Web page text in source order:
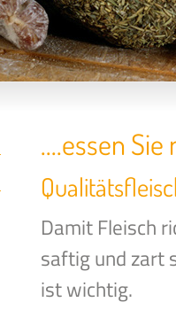
....essen
Damit Fleisch
saftig und zart
ist wichtig.